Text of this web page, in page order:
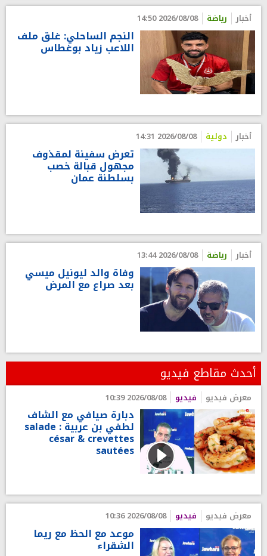
أخبار رياضة 2026/08/08 14:50
النجم الساحلي: غلق ملف
اللاعب زياد بوغطاس
أخبار دولية 2026/08/08 14:31
تعرض سفينة لمقذوف
مجهول قبالة خصب
بسلطنة عمان
أخبار رياضة 2026/08/08 13:44
وفاة والد ليونيل ميسي
بعد صراع مع المرض
أحدث مقاطع فيديو
معرض فيديو فيديو 2026/08/08 10:39
دبارة صيافي مع الشاف
لطفي بن عربية : salade
césar & crevettes
sautées
معرض فيديو فيديو 2026/08/08 10:36
موعد مع الحظ مع ريما
الشقراء